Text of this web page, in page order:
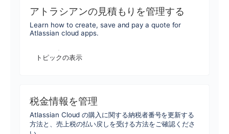
アトラシアンの見積もりを管理する
Learn how to create, save and pay a quote for
Atlassian cloud apps.
トピックの表示
税金情報を管理
Atlassian Cloud の購入に関する納税者番号を更新する
方法と、売上税の払い戻しを受ける方法をご確認くださ